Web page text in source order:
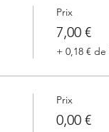
Prix
7,00 €
+ 0,18 €
Prix
0,00 €